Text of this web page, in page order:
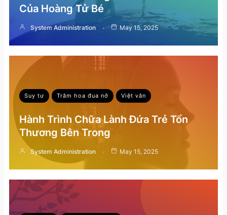
Của Hoàng Tử Bé
System Administration May 15, 2025
Suy tư Trăm hoa đua nở Việt văn
Hành Trình Chữa Lành Đứa Trẻ Tổn
Thương Bên Trong
System Administration May 15, 2025